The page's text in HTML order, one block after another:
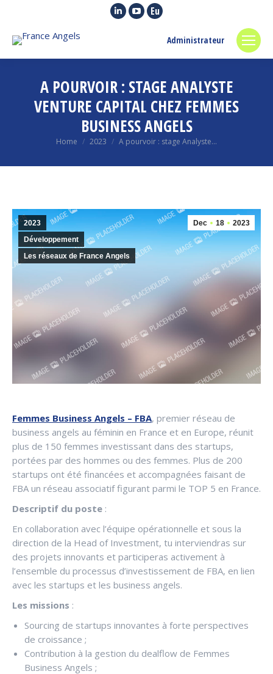
Linkedin
in
window
YouTube
in
window
Euroquity
opens
in
window
Administrateur
A POURVOIR : STAGE ANALYSTE
VENTURE CAPITAL CHEZ FEMMES
BUSINESS ANGELS
You are here:
Home 2023 A pourvoir : stage Analyste…
Dec 18 2023
2023
Développement
Les réseaux de France Angels
Femmes Business Angels – FBA, premier réseau de
business angels au féminin en France et en Europe, réunit
plus de 150 femmes investissant dans des startups,
portées par des hommes ou des femmes. Plus de 200
startups ont été financées et accompagnées faisant de
FBA un réseau associatif figurant parmi le TOP 5 en France.
Descriptif du poste :
En collaboration avec l’équipe opérationnelle et sous la
direction de la Head of Investment, tu interviendras sur
des projets innovants et participeras activement à
l’ensemble du processus d’investissement de FBA, en lien
avec les startups et les business angels.
Les missions :
Sourcing de startups innovantes à forte perspectives
de croissance ;
Contribution à la gestion du dealflow de Femmes
Business Angels ;